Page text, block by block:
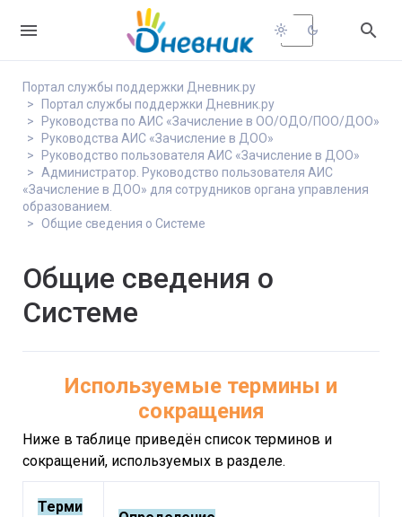
 light_mode dark_mode 
Портал службы поддержки Дневник.ру
Портал службы поддержки Дневник.ру
Руководства по АИС «Зачисление в ОО/ОДО/ПОО/ДОО»
Руководства АИС «Зачисление в ДОО»
Руководство пользователя АИС «Зачисление в ДОО»
Администратор. Руководство пользователя АИС
«Зачисление в ДОО» для сотрудников органа управления
образованием.
Общие сведения о Системе
Общие сведения о
Системе
Используемые термины и
сокращения
Ниже в таблице приведён список терминов и
сокращений, используемых в разделе.
Терми